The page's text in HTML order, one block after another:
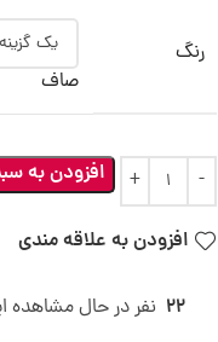
رنگ
صاف
افزودن به
افزودن به علاقه مندی
22 نفر در حال